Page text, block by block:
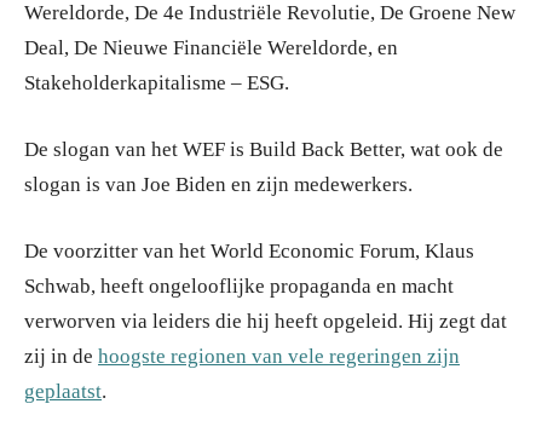
Wereldorde, De 4e Industriële Revolutie, De Groene New
Deal, De Nieuwe Financiële Wereldorde, en
Stakeholderkapitalisme – ESG.
De slogan van het WEF is Build Back Better, wat ook de
slogan is van Joe Biden en zijn medewerkers.
De voorzitter van het World Economic Forum, Klaus
Schwab, heeft ongelooflijke propaganda en macht
verworven via leiders die hij heeft opgeleid. Hij zegt dat
zij in de hoogste regionen van vele regeringen zijn
geplaatst.